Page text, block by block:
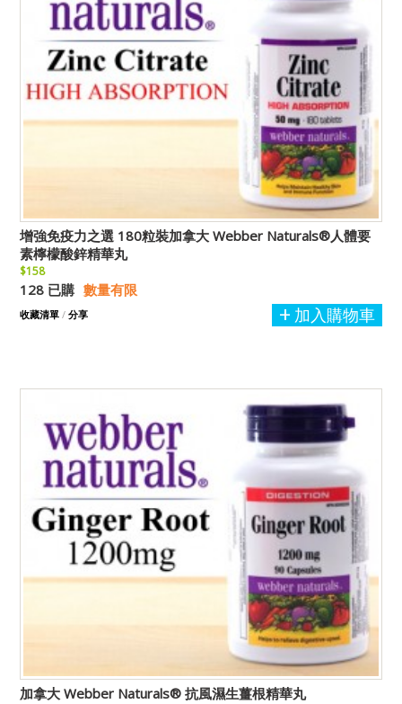
增強免疫力之選 180粒裝加拿大 Webber Naturals®人體要
素檸檬酸鋅精華丸
$158
128 已購 數量有限
加入購物車
收藏清單 / 分享
加拿大 Webber Naturals® 抗風濕生薑根精華丸